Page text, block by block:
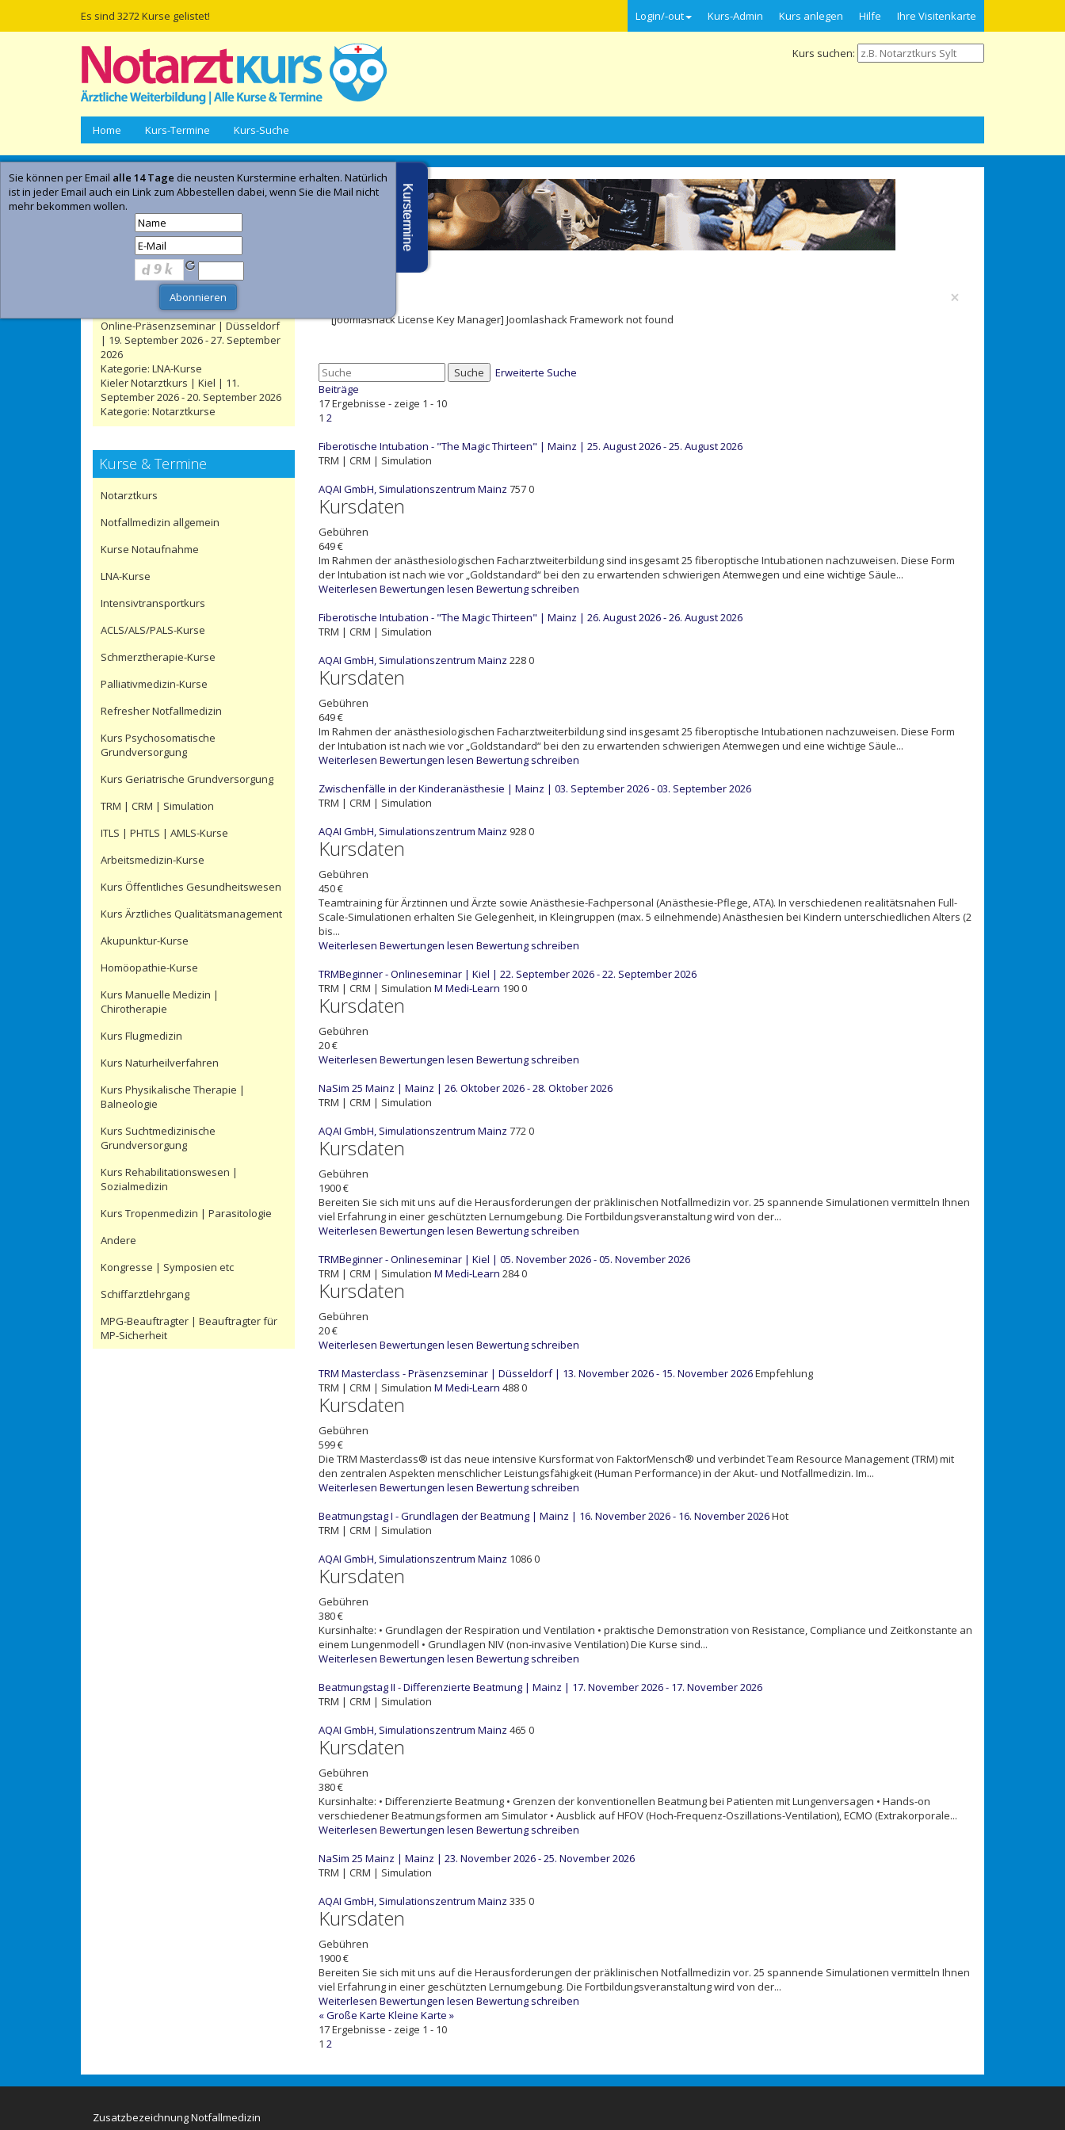
Es sind 3272 Kurse gelistet! Login/-out Kurs-Admin Kurs anlegen Hilfe Ihre Visitenkarte
Kurs suchen:
Home Kurs-Termine Kurs-Suche
×
[Joomlashack License Key Manager] Joomlashack Framework not found
Suche
Erweiterte Suche
Beiträge
17 Ergebnisse - zeige 1 - 10
1 2
Fiberotische Intubation - "The Magic Thirteen" | Mainz | 25. August 2026 - 25. August 2026
TRM | CRM | Simulation
AQAI GmbH, Simulationszentrum Mainz 7570
Kursdaten
Gebühren
649 €
Im Rahmen der anästhesiologischen Facharztweiterbildung sind insgesamt 25 fiberoptische Intubationen nachzuweisen. Diese Form
der Intubation ist nach wie vor „Goldstandard“ bei den zu erwartenden schwierigen Atemwegen und eine wichtige Säule...
Weiterlesen Bewertungen lesen Bewertung schreiben
Fiberotische Intubation - "The Magic Thirteen" | Mainz | 26. August 2026 - 26. August 2026
TRM | CRM | Simulation
AQAI GmbH, Simulationszentrum Mainz 2280
Kursdaten
Gebühren
649 €
Im Rahmen der anästhesiologischen Facharztweiterbildung sind insgesamt 25 fiberoptische Intubationen nachzuweisen. Diese Form
der Intubation ist nach wie vor „Goldstandard“ bei den zu erwartenden schwierigen Atemwegen und eine wichtige Säule...
Weiterlesen Bewertungen lesen Bewertung schreiben
Zwischenfälle in der Kinderanästhesie | Mainz | 03. September 2026 - 03. September 2026
TRM | CRM | Simulation
AQAI GmbH, Simulationszentrum Mainz 9280
Kursdaten
Gebühren
450 €
Teamtraining für Ärztinnen und Ärzte sowie Anästhesie-Fachpersonal (Anästhesie-Pflege, ATA). In verschiedenen realitätsnahen Full-
Scale-Simulationen erhalten Sie Gelegenheit, in Kleingruppen (max. 5 eilnehmende) Anästhesien bei Kindern unterschiedlichen Alters (2
bis...
Weiterlesen Bewertungen lesen Bewertung schreiben
TRMBeginner - Onlineseminar | Kiel | 22. September 2026 - 22. September 2026
TRM | CRM | Simulation M Medi-Learn 1900
Kursdaten
Gebühren
20 €
Weiterlesen Bewertungen lesen Bewertung schreiben
NaSim 25 Mainz | Mainz | 26. Oktober 2026 - 28. Oktober 2026
TRM | CRM | Simulation
AQAI GmbH, Simulationszentrum Mainz 7720
Kursdaten
Gebühren
1900 €
Bereiten Sie sich mit uns auf die Herausforderungen der präklinischen Notfallmedizin vor. 25 spannende Simulationen vermitteln Ihnen
viel Erfahrung in einer geschützten Lernumgebung. Die Fortbildungsveranstaltung wird von der...
Weiterlesen Bewertungen lesen Bewertung schreiben
TRMBeginner - Onlineseminar | Kiel | 05. November 2026 - 05. November 2026
TRM | CRM | Simulation M Medi-Learn 2840
Kursdaten
Gebühren
20 €
Weiterlesen Bewertungen lesen Bewertung schreiben
TRM Masterclass - Präsenzseminar | Düsseldorf | 13. November 2026 - 15. November 2026Empfehlung
TRM | CRM | Simulation M Medi-Learn 4880
Kursdaten
Gebühren
599 €
Die TRM Masterclass® ist das neue intensive Kursformat von FaktorMensch® und verbindet Team Resource Management (TRM) mit
den zentralen Aspekten menschlicher Leistungsfähigkeit (Human Performance) in der Akut- und Notfallmedizin. Im...
Weiterlesen Bewertungen lesen Bewertung schreiben
Beatmungstag I - Grundlagen der Beatmung | Mainz | 16. November 2026 - 16. November 2026Hot
TRM | CRM | Simulation
AQAI GmbH, Simulationszentrum Mainz 10860
Kursdaten
Gebühren
380 €
Kursinhalte: • Grundlagen der Respiration und Ventilation • praktische Demonstration von Resistance, Compliance und Zeitkonstante an
einem Lungenmodell • Grundlagen NIV (non-invasive Ventilation) Die Kurse sind...
Weiterlesen Bewertungen lesen Bewertung schreiben
Beatmungstag II - Differenzierte Beatmung | Mainz | 17. November 2026 - 17. November 2026
TRM | CRM | Simulation
AQAI GmbH, Simulationszentrum Mainz 465 0
Kursdaten
Gebühren
380 €
Kursinhalte: • Differenzierte Beatmung • Grenzen der konventionellen Beatmung bei Patienten mit Lungenversagen • Hands-on
verschiedener Beatmungsformen am Simulator • Ausblick auf HFOV (Hoch-Frequenz-Oszillations-Ventilation), ECMO (Extrakorporale...
Weiterlesen Bewertungen lesen Bewertung schreiben
NaSim 25 Mainz | Mainz | 23. November 2026 - 25. November 2026
TRM | CRM | Simulation
AQAI GmbH, Simulationszentrum Mainz 335 0
Kursdaten
Gebühren
1900 €
Bereiten Sie sich mit uns auf die Herausforderungen der präklinischen Notfallmedizin vor. 25 spannende Simulationen vermitteln Ihnen
viel Erfahrung in einer geschützten Lernumgebung. Die Fortbildungsveranstaltung wird von der...
Weiterlesen Bewertungen lesen Bewertung schreiben
« Große Karte Kleine Karte »
17 Ergebnisse - zeige 1 - 10
1 2
Empfohlene Kurse | Anzeige
Düsseldorfer Notarztkurs / 80 Std.
Kurs Notfallmedizin (Online-Anteil und
5 Präsenztage / Bildungsurlaub
möglich) | Düsseldorf | 19. September
2026 - 23. September 2026
Notarztkurse
Leitender Notarzt - LNA / Orgl Kurs
Online-Präsenzseminar | Düsseldorf
| 19. September 2026 - 27. September
2026
Kategorie: LNA-Kurse
Kieler Notarztkurs | Kiel | 11.
September 2026 - 20. September 2026
Kategorie: Notarztkurse
Kurse & Termine
Notarztkurs
Notfallmedizin allgemein
Kurse Notaufnahme
LNA-Kurse
Intensivtransportkurs
ACLS/ALS/PALS-Kurse
Schmerztherapie-Kurse
Palliativmedizin-Kurse
Refresher Notfallmedizin
Kurs Psychosomatische
Grundversorgung
Kurs Geriatrische Grundversorgung
TRM | CRM | Simulation
ITLS | PHTLS | AMLS-Kurse
Arbeitsmedizin-Kurse
Kurs Öffentliches Gesundheitswesen
Kurs Ärztliches Qualitätsmanagement
Akupunktur-Kurse
Homöopathie-Kurse
Kurs Manuelle Medizin |
Chirotherapie
Kurs Flugmedizin
Kurs Naturheilverfahren
Kurs Physikalische Therapie |
Balneologie
Kurs Suchtmedizinische
Grundversorgung
Kurs Rehabilitationswesen |
Sozialmedizin
Kurs Tropenmedizin | Parasitologie
Andere
Kongresse | Symposien etc
Schiffarztlehrgang
MPG-Beauftragter | Beauftragter für
MP-Sicherheit
Zusatzbezeichnung Notfallmedizin
Kurstermine
Sie können per Email alle 14 Tage die neusten Kurstermine erhalten. Natürlich
ist in jeder Email auch ein Link zum Abbestellen dabei, wenn Sie die Mail nicht
mehr bekommen wollen.